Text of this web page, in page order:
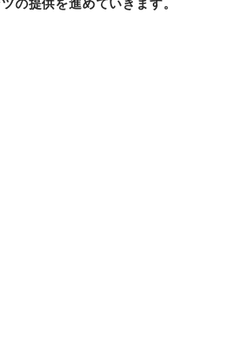
の提供を進めていきます。